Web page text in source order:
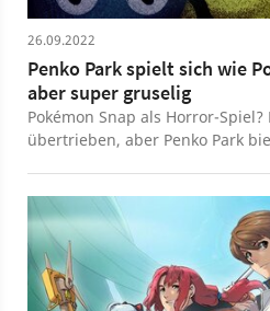
26.09.2022
Penko Park spielt sich wie
aber super gruselig
Pokémon Snap als Horror-
übertrieben, aber Penko Park